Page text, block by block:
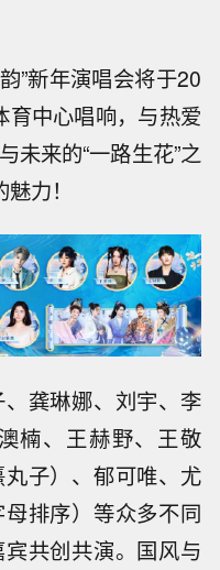
”新年演唱会将于20
中心唱响，与热爱
未来的“一路生花”之
力！
龚琳娜、刘宇、李
楠、王赫野、王敬
子）、郁可唯、尤
排序）等众多不同
共创共演。国风与